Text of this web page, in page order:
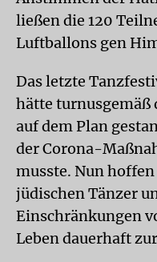
ließen die 120
Luftballons gen
Das letzte
hätte turnusgemäß
auf dem Plan
der Corona-
musste. Nun
jüdischen Tänzer
Einschränkungen
Leben dauerhaft